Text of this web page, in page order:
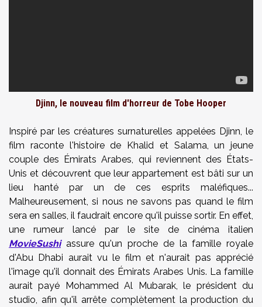
Djinn, le nouveau film d'horreur de Tobe Hooper
Inspiré par les créatures surnaturelles appelées Djinn, le
film raconte l'histoire de Khalid et Salama, un jeune
couple des Émirats Arabes, qui reviennent des États-
Unis et découvrent que leur appartement est bâti sur un
lieu hanté par un de ces esprits maléfiques...
Malheureusement, si nous ne savons pas quand le film
sera en salles, il faudrait encore qu'il puisse sortir. En effet,
une rumeur lancé par le site de cinéma italien
MovieSushiassure qu'un proche de la famille royale
d'Abu Dhabi aurait vu le film et n'aurait pas apprécié
l'image qu'il donnait des Émirats Arabes Unis. La famille
aurait payé Mohammed Al Mubarak, le président du
studio, afin qu'il arrête complètement la production du